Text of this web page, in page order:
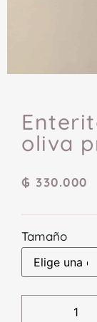
oliva
₲ 330.000
Tamaño